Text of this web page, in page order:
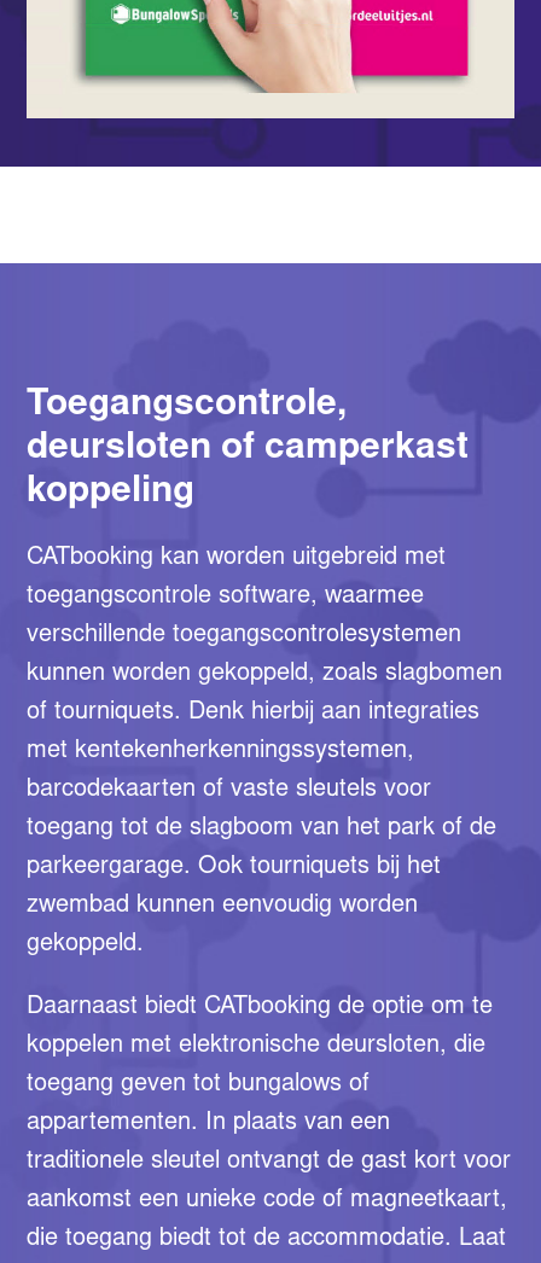
Toegangscontrole,
deursloten of camperkast
koppeling
CATbooking kan worden uitgebreid met
toegangscontrole software, waarmee
verschillende toegangscontrolesystemen
kunnen worden gekoppeld, zoals slagbomen
of tourniquets. Denk hierbij aan integraties
met kentekenherkenningssystemen,
barcodekaarten of vaste sleutels voor
toegang tot de slagboom van het park of de
parkeergarage. Ook tourniquets bij het
zwembad kunnen eenvoudig worden
gekoppeld.
Daarnaast biedt CATbooking de optie om te
koppelen met elektronische deursloten, die
toegang geven tot bungalows of
appartementen. In plaats van een
traditionele sleutel ontvangt de gast kort voor
aankomst een unieke code of magneetkaart,
die toegang biedt tot de accommodatie. Laat